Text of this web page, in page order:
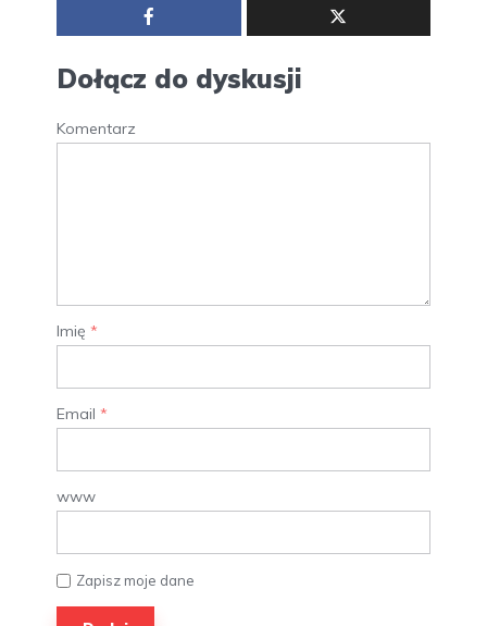
Dołącz do dyskusji
Komentarz
Imię *
Email *
www
Zapisz moje dane